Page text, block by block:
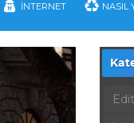
İNTERNET NASIL